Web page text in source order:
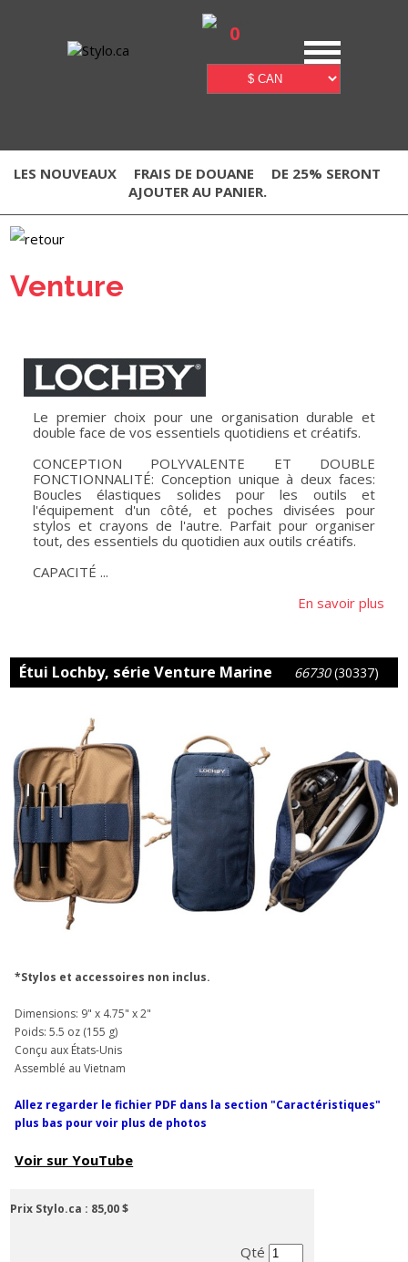
0
LES NOUVEAUX FRAIS DE DOUANE
DE 25% SERONT
AJOUTER AU PANIER.
Venture
Le premier choix pour une organisation durable et
double face de vos essentiels quotidiens et créatifs.
CONCEPTION POLYVALENTE ET DOUBLE
FONCTIONNALITÉ: Conception unique à deux faces:
Boucles élastiques solides pour les outils et
l'équipement d'un côté, et poches divisées pour
stylos et crayons de l'autre. Parfait pour organiser
tout, des essentiels du quotidien aux outils créatifs.
CAPACITÉ ...
En savoir plus
Étui Lochby, série Venture Marine 66730 (30337)
*Stylos et accessoires non inclus.
Dimensions: 9" x 4.75" x 2"
Poids: 5.5 oz (155 g)
Conçu aux États-Unis
Assemblé au Vietnam
Allez regarder le fichier PDF dans la section "Caractéristiques"
plus bas pour voir plus de photos
Voir sur YouTube
Prix Stylo.ca : 85,00 $
Qté